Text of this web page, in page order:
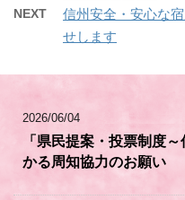
NEXT
信州安全・安心な
せします
2026/06/04
「県民提案・投票制度
かる周知協力のお願い